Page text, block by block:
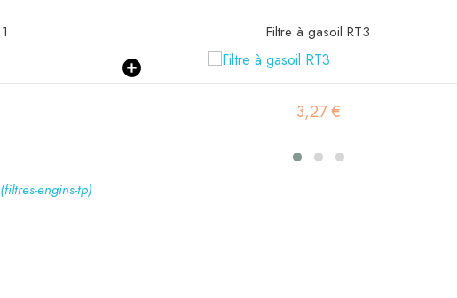
Filtre à air sécurité SA16300
19,46 €
(filtres-engins-tp)